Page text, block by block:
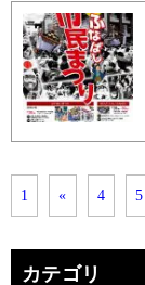
1 « 4 5
カテゴリ